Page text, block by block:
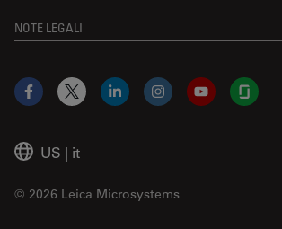
NOTE LEGALI
US | it
© 2026 Leica Microsystems
Facebook
X LinkedInInstagramYouTube